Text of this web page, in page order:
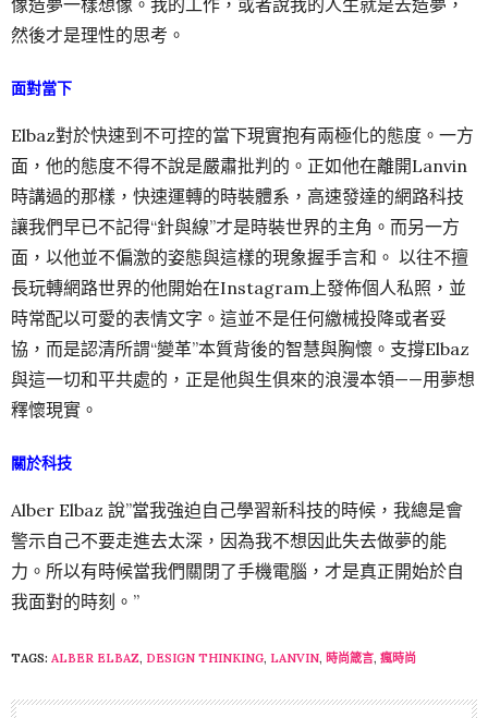
然後才是理性的思考。
面對當下
Elbaz對於快速到不可控的當下現實抱有兩極化的態度。一方
面，他的態度不得不說是嚴肅批判的。正如他在離開Lanvin
時講過的那樣，快速運轉的時裝體系，高速發達的網路科技
讓我們早已不記得“針與線”才是時裝世界的主角。而另一方
面，以他並不偏激的姿態與這樣的現象握手言和。 以往不擅
長玩轉網路世界的他開始在Instagram上發佈個人私照，並
時常配以可愛的表情文字。這並不是任何繳械投降或者妥
協，而是認清所謂“變革”本質背後的智慧與胸懷。支撐Elbaz
與這一切和平共處的，正是他與生俱來的浪漫本領——用夢想
釋懷現實。
關於科技
Alber Elbaz 說”當我強迫自己學習新科技的時候，我總是會
警示自己不要走進去太深，因為我不想因此失去做夢的能
力。所以有時候當我們關閉了手機電腦，才是真正開始於自
我面對的時刻。”
TAGS: ALBER ELBAZ, DESIGN THINKING, LANVIN, 時尚箴言, 瘋時尚